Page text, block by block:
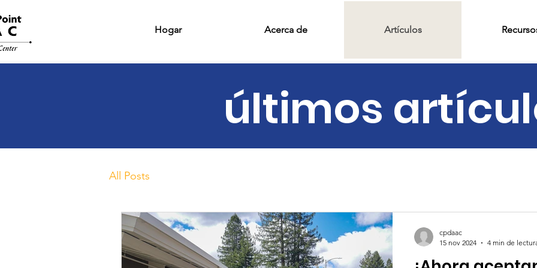
Hogar Acerca de Artículos
últimos
All Posts
cpdaac
15 nov 2024
4 min de